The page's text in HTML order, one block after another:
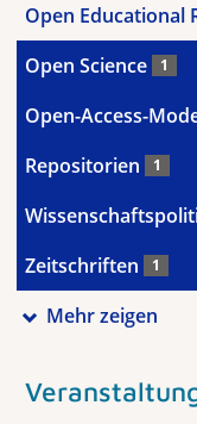
Open Educational
Open Science 1
Open-Access-
Repositorien 1
Zeitschriften 1
Mehr zeigen